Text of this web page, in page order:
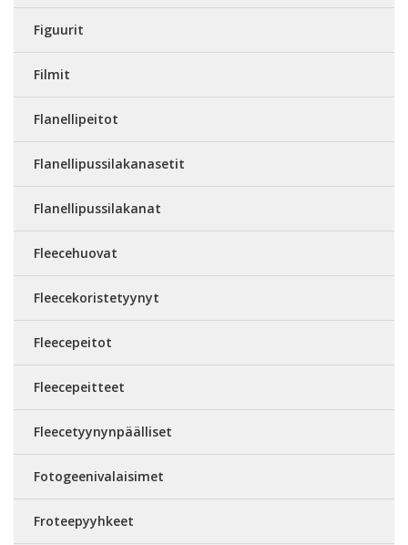
Figuurit
Filmit
Flanellipeitot
Flanellipussilakanasetit
Flanellipussilakanat
Fleecehuovat
Fleecekoristetyynyt
Fleecepeitot
Fleecepeitteet
Fleecetyynynpäälliset
Fotogeenivalaisimet
Froteepyyhkeet